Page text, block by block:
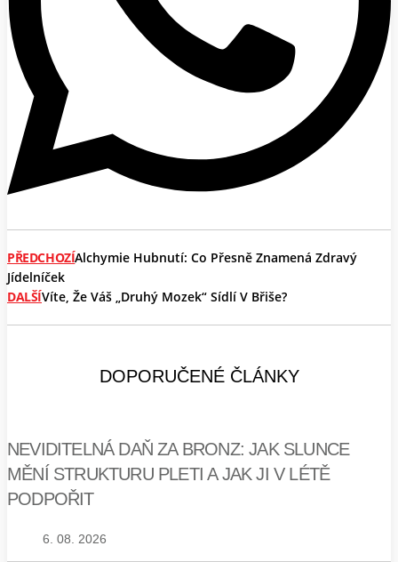
PŘEDCHOZÍAlchymie Hubnutí: Co Přesně Znamená Zdravý
Jídelníček
DALŠÍVíte, Že Váš „druhý Mozek“ Sídlí V Břiše?
DOPORUČENÉ ČLÁNKY
NEVIDITELNÁ DAŇ ZA BRONZ: JAK SLUNCE
MĚNÍ STRUKTURU PLETI A JAK JI V LÉTĚ
PODPOŘIT
6. 08. 2026